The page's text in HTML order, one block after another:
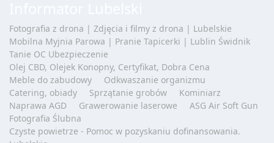
Fotografia z drona | Zdjęcia i filmy z drona | Lubelskie
Mobilna Myjnia Parowa | Pranie Tapicerki | Lublin Świdnik
Tanie OC Ubezpieczenie
Olej CBD, Olejek Konopny, Certyfikat, Dobra Cena
Meble do zabudowy
Odkwaszanie organizmu
Catering, obiady
Sprzątanie grobów
Kominiarz
Naprawa AGD
Grawerowanie laserowe
ASG Air Soft Gun
Fotografia Ślubna
Czyste powietrze - Pomoc w pozyskaniu dofinansowania.